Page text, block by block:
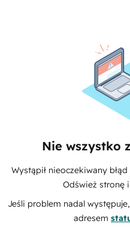
Nie wszystko
Wystąpił nieoczekiwany
Odśwież stronę
Jeśli problem nadal
adresem